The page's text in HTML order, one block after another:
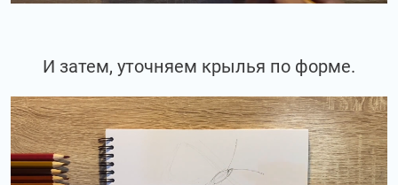
И затем, уточняем крылья по форме.